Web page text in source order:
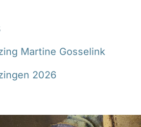
Martine Gosselink
2026